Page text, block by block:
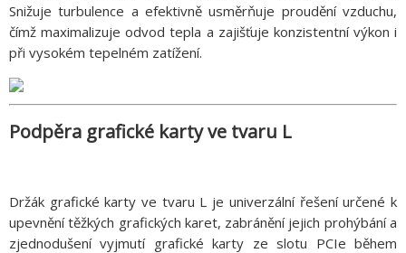
Snižuje turbulence a efektivně usměrňuje proudění vzduchu,
čímž maximalizuje odvod tepla a zajišťuje konzistentní výkon i
při vysokém tepelném zatížení.
Podpěra grafické karty ve tvaru L
Držák grafické karty ve tvaru L je univerzální řešení určené k
upevnění těžkých grafických karet, zabránění jejich prohýbání a
zjednodušení vyjmutí grafické karty ze slotu PCIe během